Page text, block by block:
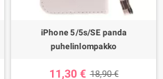
iPhone 5/5s/SE panda
puhelinlompakko
11,30 € 18,90 €